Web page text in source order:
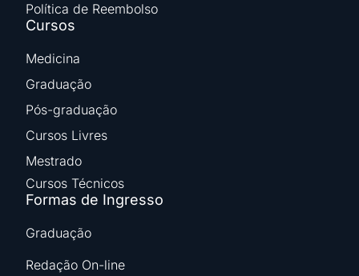
Política de Reembolso
Cursos
Medicina
Graduação
Pós-graduação
Cursos Livres
Mestrado
Cursos Técnicos
Formas de Ingresso
Graduação
Redação On-line